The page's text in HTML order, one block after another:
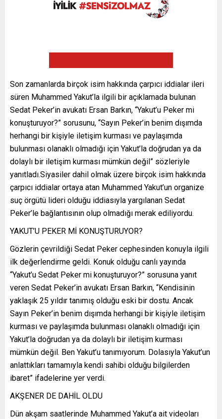
Son zamanlarda birçok isim hakkında çarpıcı iddialar ileri
süren Muhammed Yakut’la ilgili bir açıklamada bulunan
Sedat Peker’in avukatı Ersan Barkın, “Yakut’u Peker mi
konuşturuyor?” sorusunu, “Sayın Peker’in benim dışımda
herhangi bir kişiyle iletişim kurması ve paylaşımda
bulunması olanaklı olmadığı için Yakut’la doğrudan ya da
dolaylı bir iletişim kurması mümkün değil” sözleriyle
yanıtladı.Siyasiler dahil olmak üzere birçok isim hakkında
çarpıcı iddialar ortaya atan Muhammed Yakut’un organize
suç örgütü lideri olduğu iddiasıyla yargılanan Sedat
Peker’le bağlantısının olup olmadığı merak ediliyordu.
YAKUT’U PEKER Mİ KONUŞTURUYOR?
Gözlerin çevrildiği Sedat Peker cephesinden konuyla ilgili
ilk değerlendirme geldi. Konuk olduğu canlı yayında
“Yakut’u Sedat Peker mi konuşturuyor?” sorusuna yanıt
veren Sedat Peker’in avukatı Ersan Barkın, “Kendisinin
yaklaşık 25 yıldır tanımış olduğu eski bir dostu. Ancak
Sayın Peker’in benim dışımda herhangi bir kişiyle iletişim
kurması ve paylaşımda bulunması olanaklı olmadığı için
Yakut’la doğrudan ya da dolaylı bir iletişim kurması
mümkün değil. Ben Yakut’u tanımıyorum. Dolasıyla Yakut’un
anlattıkları tamamıyla kendi sahibi olduğu bilgilerden
ibaret” ifadelerine yer verdi.
AKŞENER DE DAHİL OLDU
Dün akşam saatlerinde Muhammed Yakut’a ait videoları